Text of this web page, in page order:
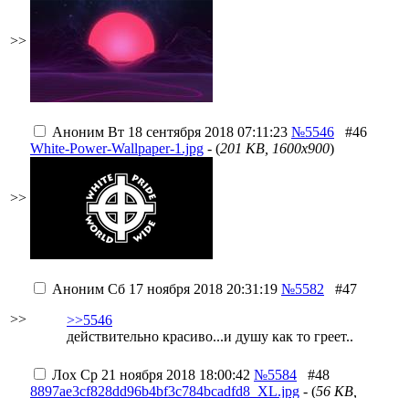
>>
>>
Аноним Вт 18 сентября 2018 07:11:23 №5546
#46
White-Power-Wallpaper-1.jpg - (201 KB, 1600x900)
>>
Аноним Сб 17 ноября 2018 20:31:19 №5582
#47
>>5546
действительно красиво...и душу как то греет..
Лох Ср 21 ноября 2018 18:00:42 №5584
#48
8897ae3cf828dd96b4bf3c784bcadfd8_XL.jpg - (56 KB,